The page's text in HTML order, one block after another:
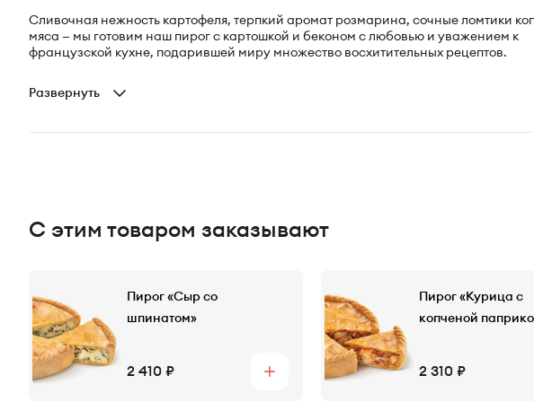
Сливочная нежность картофеля, терпкий аромат розмарина, сочные ломтики
мяса — мы готовим наш пирог с картошкой и беконом с любовью и уважением к
французской кухне, подарившей миру множество восхитительных рецептов.
Развернуть
С этим товаром заказывают
Пирог «Сыр со
шпинатом»
Цена
2 410
Купить
Пирог «Курица с
копченой
Цена
2 310